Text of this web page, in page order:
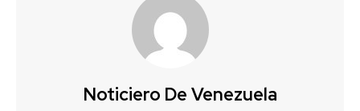
Noticiero De Venezuela